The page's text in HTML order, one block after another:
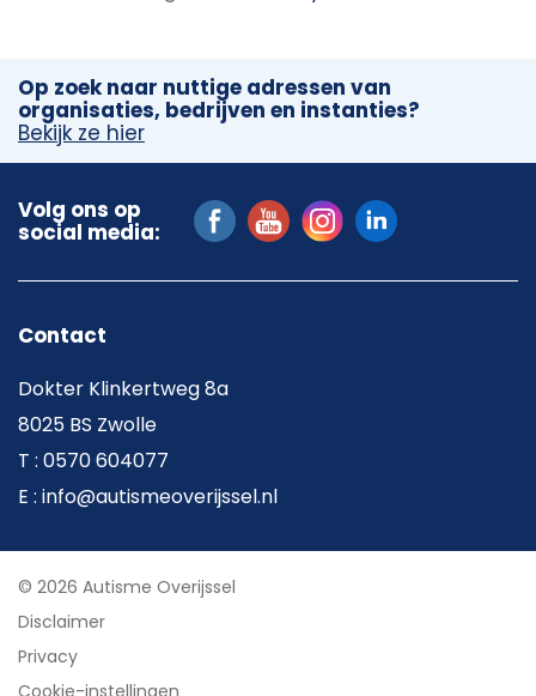
Op zoek naar nuttige adressen van
organisaties, bedrijven en instanties?
Bekijk ze hier
Volg ons op
social media:
Contact
Dokter Klinkertweg 8a
8025 BS Zwolle
T : 0570 604077
E : info@autismeoverijssel.nl
© 2026 Autisme Overijssel
Disclaimer
Privacy
Cookie-instellingen